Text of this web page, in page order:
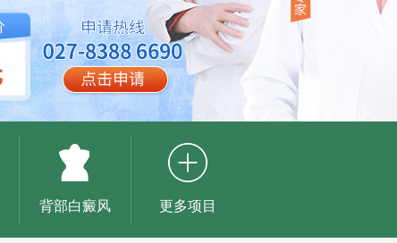
背部白癜风 更多项目